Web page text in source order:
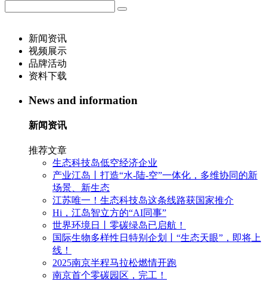
新闻资讯
视频展示
品牌活动
资料下载
News and information
新闻资讯
推荐文章
生态科技岛低空经济企业
产业江岛丨打造“水-陆-空”一体化，多维协同的新
场景、新生态
江苏唯一！生态科技岛这条线路获国家推介
Hi，江岛智立方的“AI同事”
世界环境日丨零碳绿岛已启航！
国际生物多样性日特别企划丨“生态天眼”，即将上
线！
2025南京半程马拉松燃情开跑
南京首个零碳园区，完工！